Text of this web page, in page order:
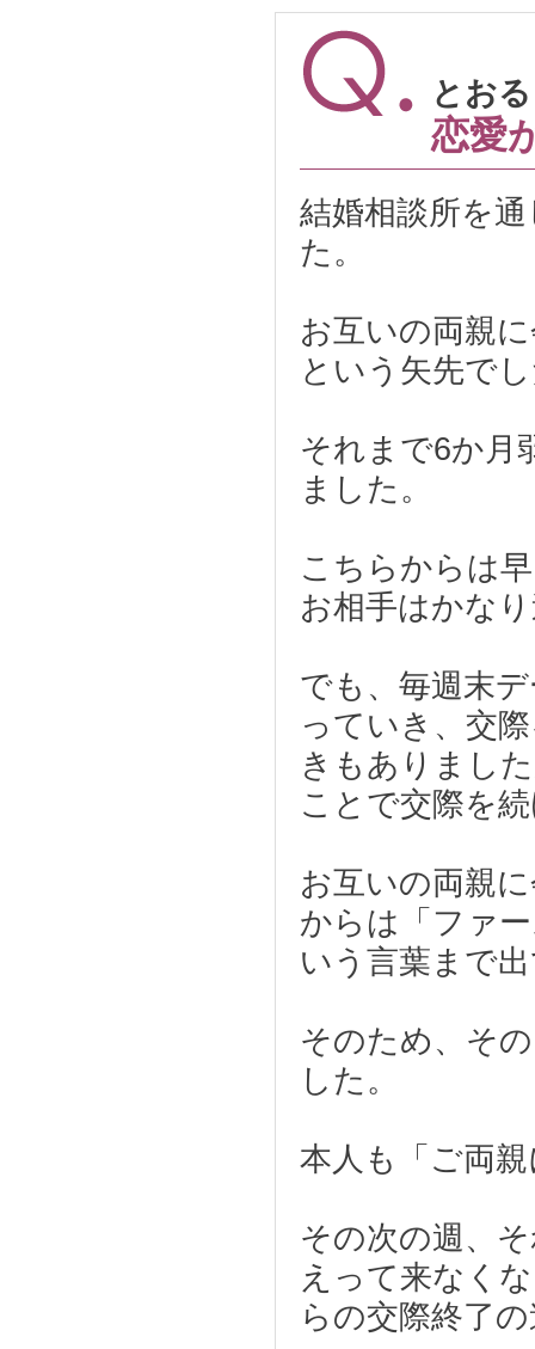
とお
恋愛
結婚相談所を
た。
お互いの両親
という矢先で
それまで6か月
ました。
こちらからは
お相手はかな
でも、毎週末
っていき、交
きもありまし
ことで交際を
お互いの両親
からは「ファ
いう言葉まで
そのため、そ
した。
本人も「ご両
その次の週、
えって来なく
らの交際終了